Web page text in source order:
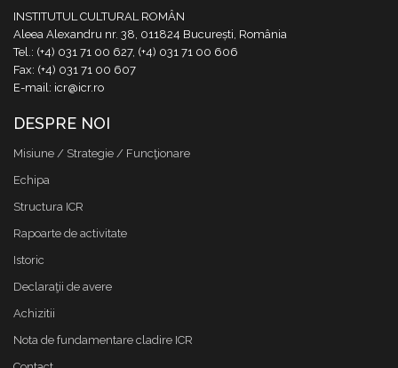
INSTITUTUL CULTURAL ROMÂN
Aleea Alexandru nr. 38, 011824 București, România
Tel.: (+4) 031 71 00 627, (+4) 031 71 00 606
Fax: (+4) 031 71 00 607
E-mail: icr@icr.ro
DESPRE NOI
Misiune / Strategie / Funcţionare
Echipa
Structura ICR
Rapoarte de activitate
Istoric
Declaraţii de avere
Achizitii
Nota de fundamentare cladire ICR